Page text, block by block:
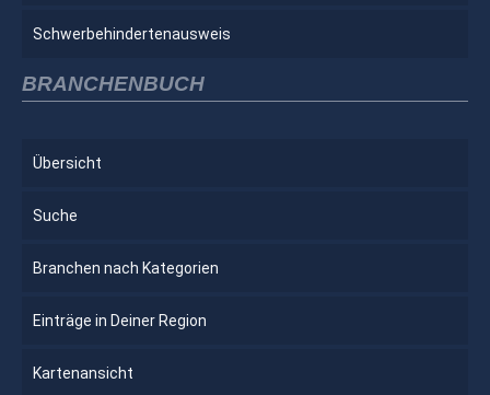
Schwerbehindertenausweis
BRANCHENBUCH
Übersicht
Suche
Branchen nach Kategorien
Einträge in Deiner Region
Kartenansicht